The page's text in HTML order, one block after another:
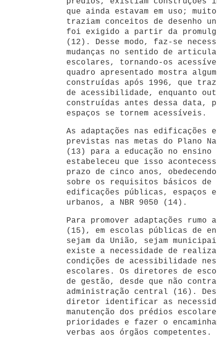
que ainda estavam em uso;
traziam conceitos de desenho
foi exigido a partir da
(12). Desse modo, faz-se
mudanças no sentido de
escolares, tornando-os
quadro apresentado mostra
construídas após 1996, que
de acessibilidade, enquanto
construídas antes dessa data,
espaços se tornem acessíveis.
As adaptações nas edificações
previstas nas metas do Plano
(13) para a educação no
estabeleceu que isso
prazo de cinco anos,
sobre os requisitos básicos de
edificações públicas, espaços e
urbanos, a NBR 9050 (14).
Para promover adaptações rumo
(15), em escolas públicas de
sejam da União, sejam
existe a necessidade de
condições de acessibilidade
escolares. Os diretores de
de gestão, desde que não
administração central (16).
diretor identificar as
manutenção dos prédios
prioridades e fazer o
verbas aos órgãos competentes.